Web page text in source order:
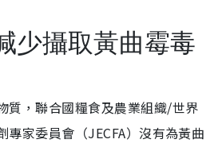
少攝取黃曲霉毒
質，聯合國糧食及農業組織/世界
專家委員會（JECFA）沒有為黃曲